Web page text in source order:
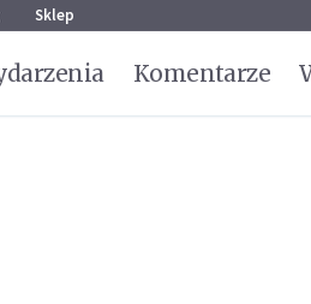
Sklep
Komentarze